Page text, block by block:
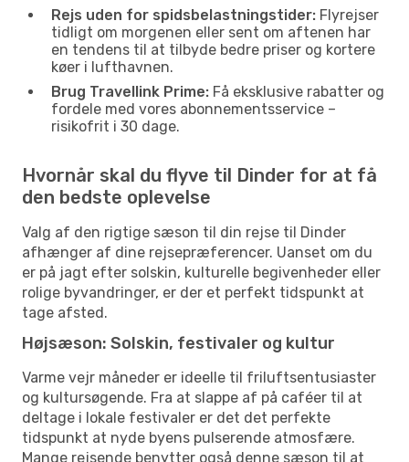
Rejs uden for spidsbelastningstider: Flyrejser
tidligt om morgenen eller sent om aftenen har
en tendens til at tilbyde bedre priser og kortere
køer i lufthavnen.
Brug Travellink Prime: Få eksklusive rabatter og
fordele med vores abonnementsservice –
risikofrit i 30 dage.
Hvornår skal du flyve til Dinder for at få
den bedste oplevelse
Valg af den rigtige sæson til din rejse til Dinder
afhænger af dine rejsepræferencer. Uanset om du
er på jagt efter solskin, kulturelle begivenheder eller
rolige byvandringer, er der et perfekt tidspunkt at
tage afsted.
Højsæson: Solskin, festivaler og kultur
Varme vejr måneder er ideelle til friluftsentusiaster
og kultursøgende. Fra at slappe af på caféer til at
deltage i lokale festivaler er det det perfekte
tidspunkt at nyde byens pulserende atmosfære.
Mange rejsende benytter også denne sæson til at